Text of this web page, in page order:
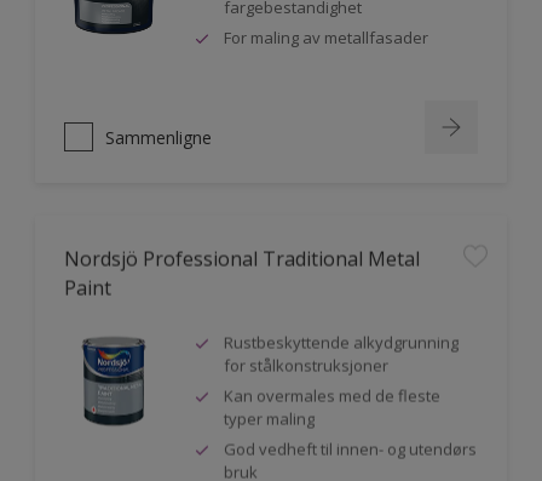
fargebestandighet
For maling av metallfasader
Sammenligne
Nordsjö Professional Traditional Metal
Paint
Rustbeskyttende alkydgrunning
for stålkonstruksjoner
Kan overmales med de fleste
typer maling
God vedheft til innen- og utendørs
bruk